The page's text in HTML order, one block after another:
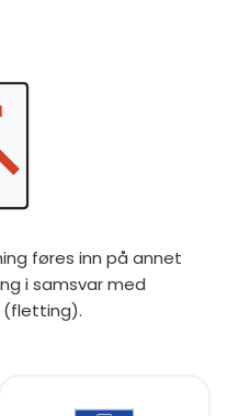
føres inn på annet
i samsvar med
(fletting).